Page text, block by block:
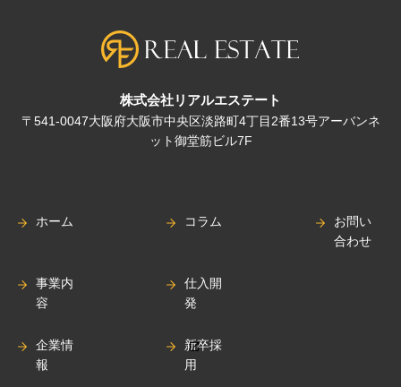
株式会社リアルエステート
〒541-0047大阪府大阪市中央区淡路町4丁目2番13号アーバンネ
ット御堂筋ビル7F
ホーム
事業内
容
企業情
報
コラム
仕入開
発
新卒採
用
お問い
合わせ